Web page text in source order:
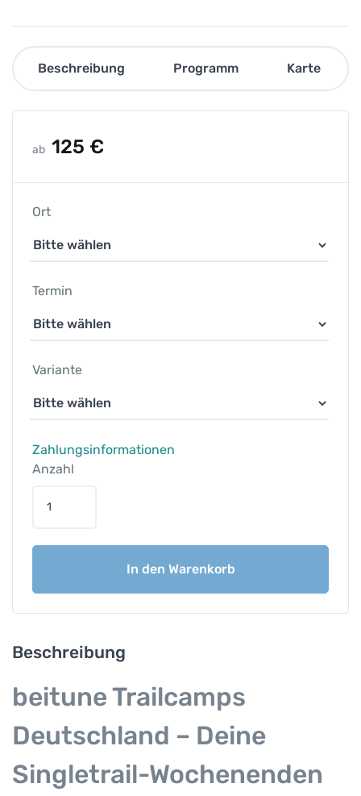
Beschreibung Programm Karte
ab 125 €
Ort
Termin
Variante
Zahlungsinformationen
Anzahl
i
c
a
p
m
c
h
w
In den Warenkorb
Beschreibung
beitune Trailcamps
Deutschland – Deine
Singletrail-Wochenenden